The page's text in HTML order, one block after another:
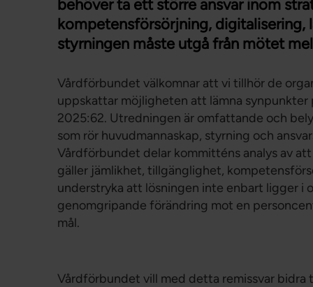
behöver ta ett större ansvar inom
kompetensförsörjning, digitalisering,
styrningen måste utgå från mötet
Vårdförbundet välkomnar att vi tillhör de
uppskattar möjligheten att lämna synpunkter
2025:62. Utredningen är omfattande och
som rör huvudmannaskap, styrning och
Vårdförbundet delar kommitténs analys av
gäller jämlikhet, tillgänglighet,
understryka att lösningen inte enbart ligger i
genomgripande förändring mot en
mål.
Vårdförbundet vill med detta remissvar